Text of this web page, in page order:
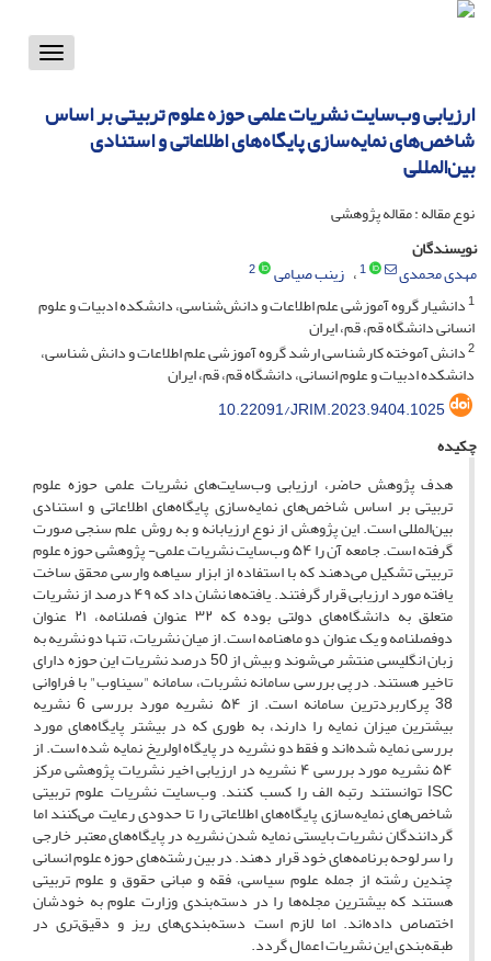
Toggle
ارزیابی وب‌سایت نشریات علمی حوزه علوم تربیتی بر اساس
شاخص‌های نمایه‌سازی پایگاه‌های اطلاعاتی و استنادی
بین‌المللی
نوع مقاله : مقاله پژوهشی
نویسندگان
مهدی محمدی
1 زینب صیامی
2
1دانشیار گروه آموزشی علم اطلاعات و دانش‌شناسی، دانشکده ادبیات و علوم
انسانی دانشگاه قم، قم، ایران
2دانش آموخته کارشناسی ارشد گروه آموزشی علم اطلاعات و دانش شناسی،
دانشکده ادبیات و علوم انسانی، دانشگاه قم، قم، ایران
10.22091/JRIM.2023.9404.1025
چکیده
هدف پژوهش حاضر، ارزیابی وب‌سایت‌های نشریات علمی حوزه علوم
تربیتی بر اساس شاخص‌های نمایه‌‌سازی پایگاه‌های اطلاعاتی و استنادی
بین‌المللی است. این پژوهش از نوع ارزیابانه و به روش علم سنجی صورت
گرفته است. جامعه آن را ۵۴ وب‌سایت نشریات علمی- پژوهشی حوزه علوم
تربیتی تشکیل می‌دهند که با استفاده از ابزار سیاهه وارسی محقق ساخت
یافته‌ مورد ارزیابی قرار گرفتند. یافته‌ها نشان داد که ۴۹ درصد از نشریات
متعلق به دانشگاه‌های دولتی بوده که ۳۲ عنوان فصلنامه، ۲۱ عنوان
دوفصلنامه و یک عنوان دو ماهنامه است. از میان نشریات، تنها دو نشریه به
زبان انگلیسی منتشر می‌شوند و بیش از 50 درصد نشریات این حوزه دارای
تاخیر هستند. در پی بررسی سامانه نشربات، سامانه "سیناوب" با فراوانی
38 پرکاربردترین سامانه است. از ۵۴ نشریه مورد بررسی 6 نشریه
بیشترین میزان نمایه را دارند، به طوری که در بیشتر پایگاه‌های مورد
بررسی نمایه شده‌اند و فقط دو نشریه در پایگاه اولریخ نمایه شده است. از
۵۴ نشریه مورد بررسی ۴ نشریه در ارزیابی اخیر نشریات پژوهشی مرکز
ISC توانستند رتبه الف را کسب کنند. وب‌سایت نشریات علوم تربیتی
شاخص‌های نمایه‌سازی پایگاه‌های اطلاعاتی را تا حدودی رعایت می‌کنند اما
گردانندگان نشریات بایستی نمایه شدن نشریه در پایگاه‌های معتبر خارجی
را سر لوحه برنامه‌های خود قرار دهند. در بین رشته‌های حوزه علوم انسانی
چندین رشته از جمله علوم سیاسی، فقه و مبانی حقوق و علوم تربیتی
هستند که بیشترین مجله‌ها را در دسته‌بندی وزارت علوم به خودشان
اختصاص داده‌اند. اما لازم است دسته‌بندی‌های ریز و دقیق‌تری در
طبقه‌بندی این نشریات اعمال گردد.